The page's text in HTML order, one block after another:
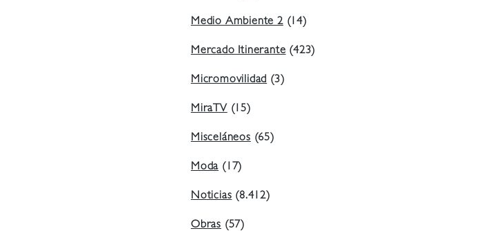
Medio Ambiente 2(14)
Mercado Itinerante(423)
Micromovilidad(3)
MiraTV(15)
Misceláneos(65)
Moda(17)
Noticias(8.412)
Obras (57)